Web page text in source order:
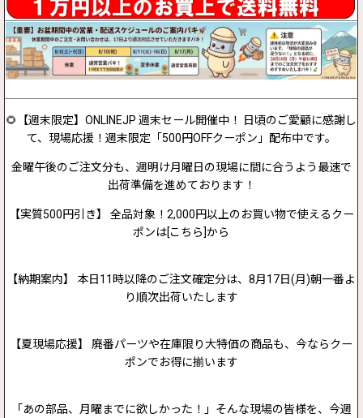
🌻【週末限定】ONLINEJP 週末セール開催中！ 日頃のご愛顧に感謝し
て、現場応援！週末限定「500円OFFクーポン」配布中です。
金曜午後のご注文分も、週明け月曜日の現場に間に合うよう最速で
出荷準備を進めております！
【実質500円引き】 全品対象！2,000円以上のお買い物で使えるクー
ポンは[こちら]から
【納期案内】 本日11時以降のご注文確定分は、8月17日(月)朝一番よ
り順次出荷いたします
【夏現場応援】 廃番パーツや在庫限り大特価の商品も、今ならクー
ポンでお得に揃います
「あの部品、月曜までに欲しかった！」そんな現場の皆様を、今週